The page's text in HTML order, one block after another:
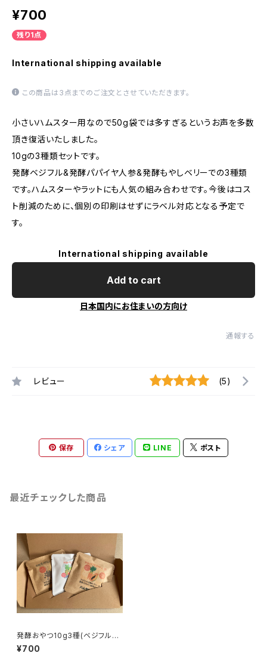
¥700
残り1点
International shipping available
この商品は3点までのご注文とさせていただきます。
小さいハムスター用なので50g袋では多すぎるというお声を多数
頂き復活いたしました。
10gの3種類セットです。
発酵ベジフル&発酵パパイヤ人参&発酵もやしベリーでの3種類
です。ハムスターやラットにも人気の組み合わせです。今後はコス
ト削減のために、個別の印刷はせずにラベル対応となる予定で
す。
International shipping available
Add to cart
日本国内にお住まいの方向け
通報する
レビュー (5)
保存 シェア LINE ポスト
最近チェックした商品
発酵おやつ10g3種(ベジフル&
パパイヤ人参&もやしベリー)
¥700